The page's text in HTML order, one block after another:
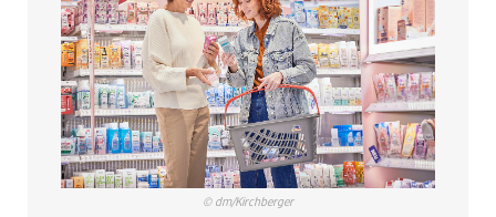
© dm/Kirchberger